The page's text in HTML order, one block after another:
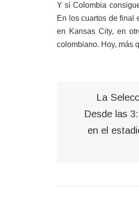
Y si Colombia
En los cuartos de final
en Kansas City, en
colombiano. Hoy, más
La
Desde las
en el